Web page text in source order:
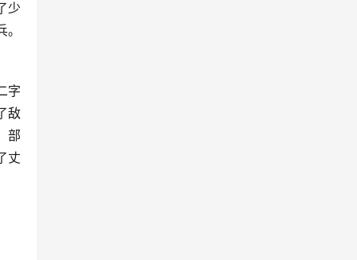
少
字
敌
部
丈